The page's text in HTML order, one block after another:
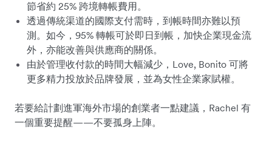
節省約 25% 跨境轉帳費用。
透過傳統渠道的國際支付需時，到帳時間亦難以預
測。如今，95% 轉帳可於即日到帳，加快企業現金流
外，亦能改善與供應商的關係。
由於管理收付款的時間大幅減少，Love, Bonito 可將
更多精力投放於品牌發展，並為女性企業家賦權。
若要給計劃進軍海外市場的創業者一點建議，Rachel 有
一個重要提醒——不要孤身上陣。